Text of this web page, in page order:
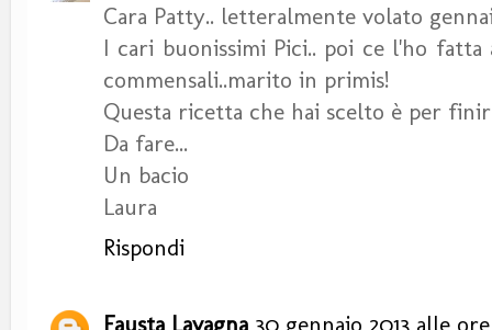
Cara Patty.. letteralmente volato
I cari buonissimi Pici.. poi ce l'ho
commensali..marito in primis!
Questa ricetta che hai scelto è per
Da fare...
Un bacio
Laura
Rispondi
Fausta Lavagna 30 gennaio 2013 alle